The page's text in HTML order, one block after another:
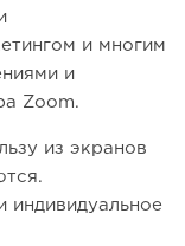
и многим
и
Zoom.
из экранов
индивидуальное